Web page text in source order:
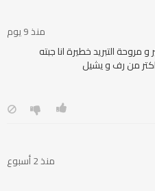
منذ 9 يوم
مروحة التبريد خطيرة انا جبته
من رف و يشيل
منذ 2 أسبوع